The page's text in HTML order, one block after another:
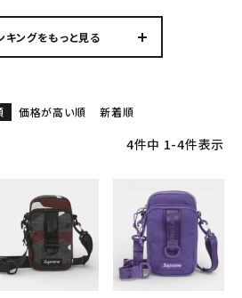
キングをもっと見る
価格が高い順 新着順
4件中 1-4件表示